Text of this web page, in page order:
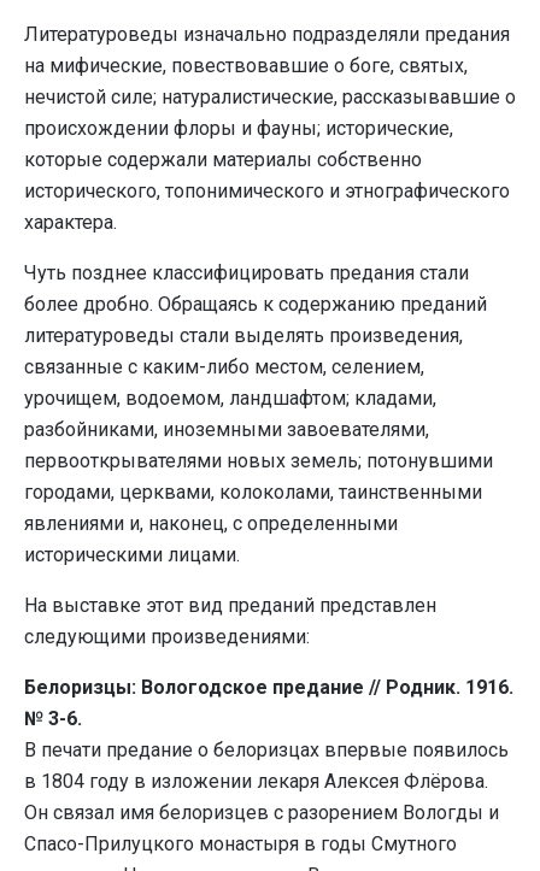
Литературоведы изначально подразделяли предания
на мифические, повествовавшие о боге, святых,
нечистой силе; натуралистические, рассказывавшие о
происхождении флоры и фауны; исторические,
которые содержали материалы собственно
исторического, топонимического и этнографического
характера.
Чуть позднее классифицировать предания стали
более дробно. Обращаясь к содержанию преданий
литературоведы стали выделять произведения,
связанные с каким-либо местом, селением,
урочищем, водоемом, ландшафтом; кладами,
разбойниками, иноземными завоевателями,
первооткрывателями новых земель; потонувшими
городами, церквами, колоколами, таинственными
явлениями и, наконец, с определенными
историческими лицами.
На выставке этот вид преданий представлен
следующими произведениями:
Белоризцы: Вологодское предание // Родник. 1916.
№ 3-6.
В печати предание о белоризцах впервые появилось
в 1804 году в изложении лекаря Алексея Флёрова.
Он связал имя белоризцев с разорением Вологды и
Спасо-Прилуцкого монастыря в годы Смутного